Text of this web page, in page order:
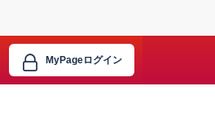
MyPageログイン